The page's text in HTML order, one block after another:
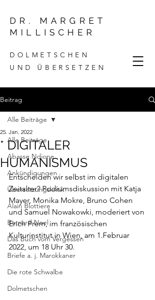
DR. MARGRET
MILLISCHER
DOLMETSCHEN
UND ÜBERSETZEN
Beitrag
Alle Beiträge
Abasse Ndione
Ankündigungen
Übersetzungskritik
Alain Blottiere
Bernard Noel
Das Buch vom Vergessen
Briefe a. j. Marokkaner
Die rote Schwalbe
Dolmetschen
Alle Beiträge
* DIGITALER
HUMANISMUS
25. Jan. 2022
Entscheiden wir selbst im digitalen
Zeitalter? Podiumsdiskussion mit Katja
Mayer, Monika Mokre, Bruno Cohen
und Samuel Nowakowki, moderiert von
Erich Prem, im französischen
Kulturinstitut in Wien, am 1.Februar
2022, um 18 Uhr 30.